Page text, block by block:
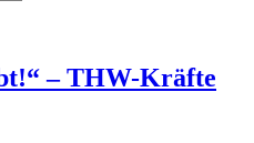
– THW-Kräfte